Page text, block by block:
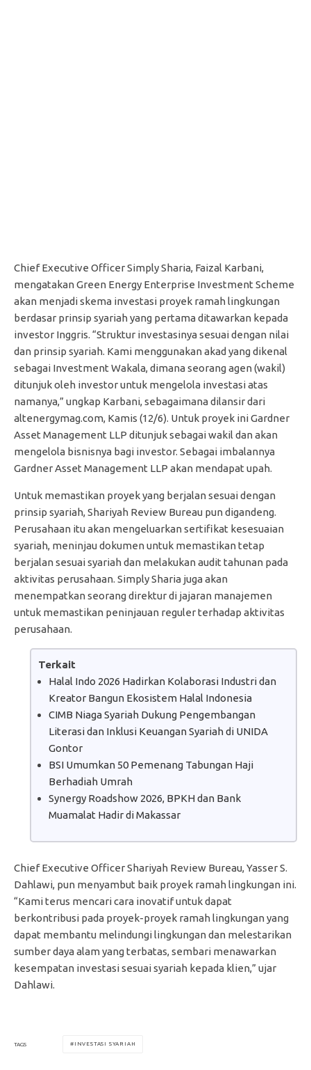
Chief Executive Officer Simply Sharia, Faizal Karbani,
mengatakan Green Energy Enterprise Investment Scheme
akan menjadi skema investasi proyek ramah lingkungan
berdasar prinsip syariah yang pertama ditawarkan kepada
investor Inggris. “Struktur investasinya sesuai dengan nilai
dan prinsip syariah. Kami menggunakan akad yang dikenal
sebagai Investment Wakala, dimana seorang agen (wakil)
ditunjuk oleh investor untuk mengelola investasi atas
namanya,” ungkap Karbani, sebagaimana dilansir dari
altenergymag.com, Kamis (12/6). Untuk proyek ini Gardner
Asset Management LLP ditunjuk sebagai wakil dan akan
mengelola bisnisnya bagi investor. Sebagai imbalannya
Gardner Asset Management LLP akan mendapat upah.
Untuk memastikan proyek yang berjalan sesuai dengan
prinsip syariah, Shariyah Review Bureau pun digandeng.
Perusahaan itu akan mengeluarkan sertifikat kesesuaian
syariah, meninjau dokumen untuk memastikan tetap
berjalan sesuai syariah dan melakukan audit tahunan pada
aktivitas perusahaan. Simply Sharia juga akan
menempatkan seorang direktur di jajaran manajemen
untuk memastikan peninjauan reguler terhadap aktivitas
perusahaan.
Terkait
Halal Indo 2026 Hadirkan Kolaborasi Industri dan
Kreator Bangun Ekosistem Halal Indonesia
CIMB Niaga Syariah Dukung Pengembangan
Literasi dan Inklusi Keuangan Syariah di UNIDA
Gontor
BSI Umumkan 50 Pemenang Tabungan Haji
Berhadiah Umrah
Synergy Roadshow 2026, BPKH dan Bank
Muamalat Hadir di Makassar
Chief Executive Officer Shariyah Review Bureau, Yasser S.
Dahlawi, pun menyambut baik proyek ramah lingkungan ini.
“Kami terus mencari cara inovatif untuk dapat
berkontribusi pada proyek-proyek ramah lingkungan yang
dapat membantu melindungi lingkungan dan melestarikan
sumber daya alam yang terbatas, sembari menawarkan
kesempatan investasi sesuai syariah kepada klien,” ujar
Dahlawi.
TAGS INVESTASI SYARIAH